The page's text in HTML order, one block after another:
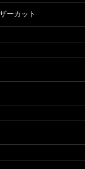
ーカット